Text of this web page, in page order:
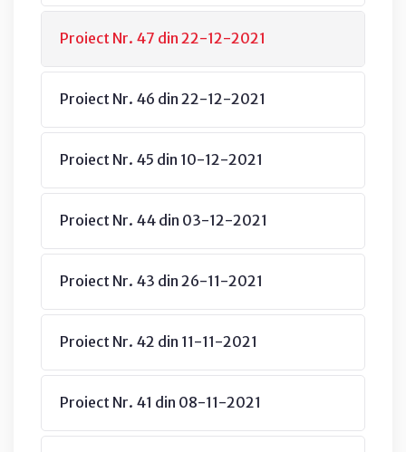
Proiect Nr. 47 din 22-12-2021
Proiect Nr. 46 din 22-12-2021
Proiect Nr. 45 din 10-12-2021
Proiect Nr. 44 din 03-12-2021
Proiect Nr. 43 din 26-11-2021
Proiect Nr. 42 din 11-11-2021
Proiect Nr. 41 din 08-11-2021